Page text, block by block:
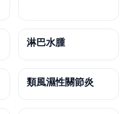
淋巴水腫
類風濕性關節炎